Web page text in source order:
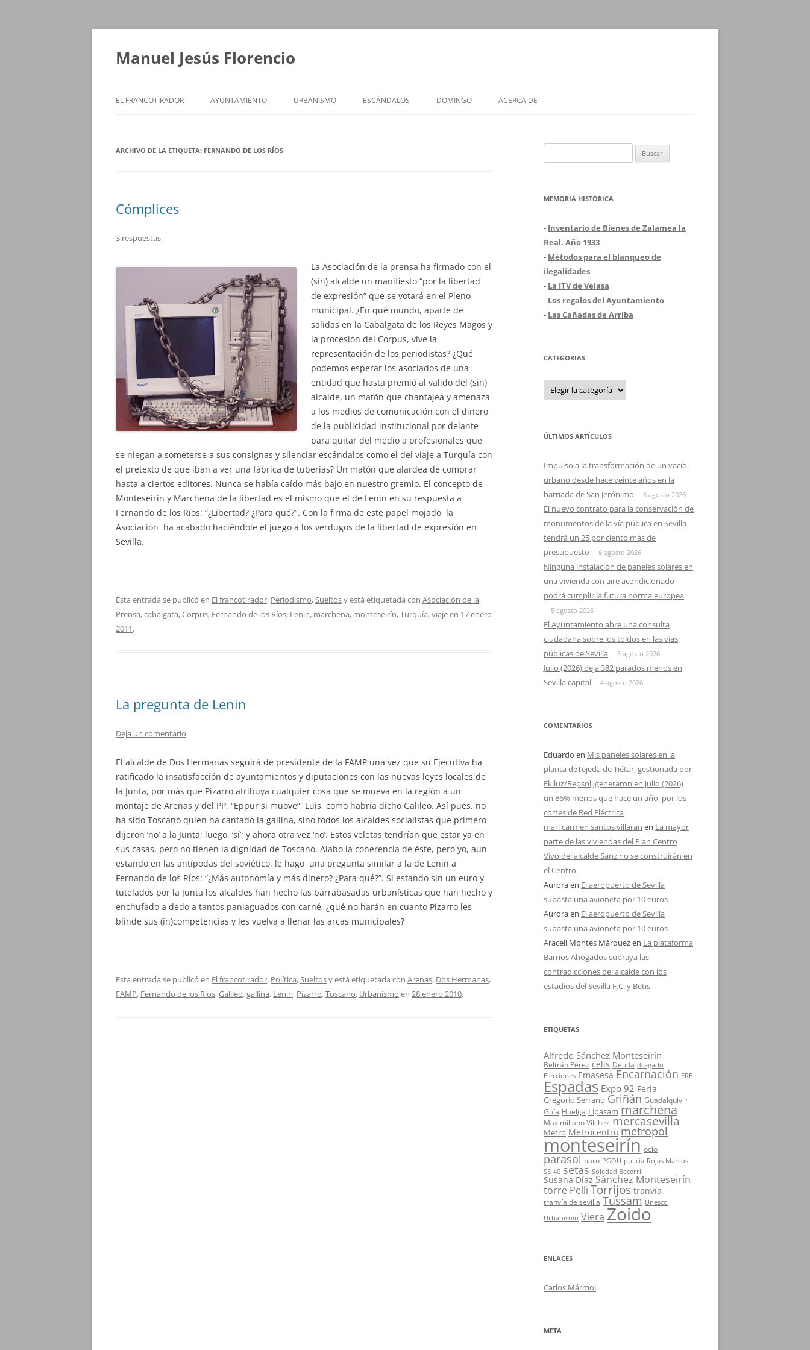
Saltar
Manuel Jesús Florencio
EL FRANCOTIRADOR AYUNTAMIENTO URBANISMO ESCÁNDALOS DOMINGO ACERCA DE
ARCHIVO DE LA ETIQUETA: FERNANDO DE LOS RÍOS
Cómplices
3 respuestas
La Asociación de la prensa ha firmado con el
(sin) alcalde un manifiesto “por la libertad
de expresión” que se votará en el Pleno
municipal. ¿En qué mundo, aparte de
salidas en la Cabalgata de los Reyes Magos y
la procesión del Corpus, vive la
representación de los periodistas? ¿Qué
podemos esperar los asociados de una
entidad que hasta premió al valido del (sin)
alcalde, un matón que chantajea y amenaza
a los medios de comunicación con el dinero
de la publicidad institucional por delante
para quitar del medio a profesionales que
se niegan a someterse a sus consignas y silenciar escándalos como el del viaje a Turquía con
el pretexto de que iban a ver una fábrica de tuberías? Un matón que alardea de comprar
hasta a ciertos editores. Nunca se había caído más bajo en nuestro gremio. El concepto de
Monteseirín y Marchena de la libertad es el mismo que el de Lenin en su respuesta a
Fernando de los Ríos: “¿Libertad? ¿Para qué?”. Con la firma de este papel mojado, la
Asociación ha acabado haciéndole el juego a los verdugos de la libertad de expresión en
Sevilla.
Esta entrada se publicó en El francotirador, Periodismo,Sueltosy está etiquetada con Asociación de la
Prensa,cabalgata,Corpus, Fernando de los Ríos, Lenin, marchena, monteseirín,Turquía,viajeen 17 enero
2011.
La pregunta de Lenin
Deja un comentario
El alcalde de Dos Hermanas seguirá de presidente de la FAMP una vez que su Ejecutiva ha
ratificado la insatisfacción de ayuntamientos y diputaciones con las nuevas leyes locales de
la Junta, por más que Pizarro atribuya cualquier cosa que se mueva en la región a un
montaje de Arenas y del PP. “Eppur si muove”, Luis, como habría dicho Galileo. Así pues, no
ha sido Toscano quien ha cantado la gallina, sino todos los alcaldes socialistas que primero
dijeron ‘no’ a la Junta; luego, ‘sí’; y ahora otra vez ‘no’. Estos veletas tendrían que estar ya en
sus casas, pero no tienen la dignidad de Toscano. Alabo la coherencia de éste, pero yo, aun
estando en las antípodas del soviético, le hago una pregunta similar a la de Lenin a
Fernando de los Ríos: “¿Más autonomía y más dinero? ¿Para qué?”. Si estando sin un euro y
tutelados por la Junta los alcaldes han hecho las barrabasadas urbanísticas que han hecho y
enchufado a dedo a tantos paniaguados con carné, ¿qué no harán en cuanto Pizarro les
blinde sus (in)competencias y les vuelva a llenar las arcas municipales?
Esta entrada se publicó en El francotirador, Política,Sueltosy está etiquetada con Arenas, Dos Hermanas,
FAMP, Fernando de los Ríos,Galileo,gallina, Lenin, Pizarro,Toscano, Urbanismo en 28 enero 2010.
MEMORIA HISTÓRICA
- Inventario de Bienes de Zalamea la
Real. Año 1933
- Métodos para el blanqueo de
ilegalidades
- La ITV de Veiasa
- Los regalos del Ayuntamiento
- Las Cañadas de Arriba
CATEGORIAS
Categorias
ÚLTIMOS ARTÍCULOS
Impulso a la transformación de un vacío
urbano desde hace veinte años en la
barriada de San Jerónimo
6 agosto 2026
El nuevo contrato para la conservación de
monumentos de la vía pública en Sevilla
tendrá un 25 por ciento más de
presupuesto
6 agosto 2026
Ninguna instalación de paneles solares en
una vivienda con aire acondicionado
podrá cumplir la futura norma europea
5 agosto 2026
El Ayuntamiento abre una consulta
ciudadana sobre los toldos en las vías
públicas de Sevilla
5 agosto 2026
Julio (2026) deja 382 parados menos en
Sevilla capital
4 agosto 2026
COMENTARIOS
Eduardo en Mis paneles solares en la
planta deTejeda de Tiétar, gestionada por
Ekiluz/Repsol, generaron en julio (2026)
un 86% menos que hace un año, por los
cortes de Red Eléctrica
mari carmen santos villaran en La mayor
parte de las viviendas del Plan Centro
Vivo del alcalde Sanz no se construirán en
el Centro
Auroraen El aeropuerto de Sevilla
subasta una avioneta por 10 euros
Auroraen El aeropuerto de Sevilla
subasta una avioneta por 10 euros
Araceli Montes Márquezen La plataforma
Barrios Ahogados subraya las
contradicciones del alcalde con los
estadios del Sevilla F.C. y Betis
ETIQUETAS
Alfredo Sánchez Monteseirín
Beltrán Pérez celis Deuda dragado
Elecciones Emasesa Encarnación ERE
Espadas Expo 92 Feria
Gregorio Serrano Griñán Guadalquivir
Guía Huelga Lipasam marchena
Maximiliano Vílchez mercasevilla
Metro Metrocentro metropol
monteseirín ocio
parasol paro PGOU policía Rojas Marcos
SE-40 setas Soledad Becerril
Susana Díaz Sánchez Monteseirín
torre Pelli Torrijos tranvía
tranvía de sevilla Tussam Unesco
Urbanismo Viera Zoido
ENLACES
Carlos Mármol
META